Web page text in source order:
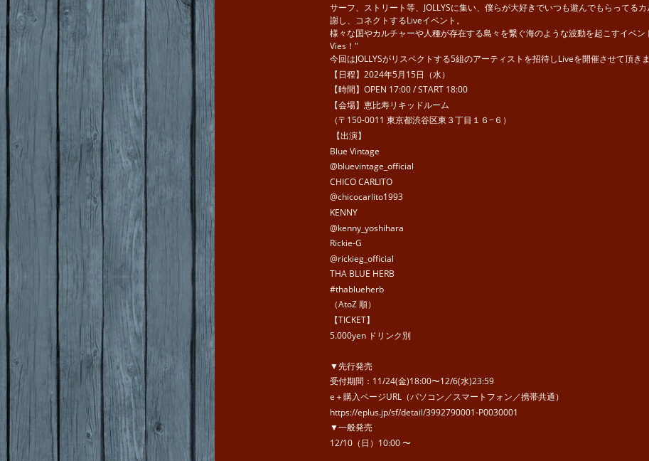
サーフ、ストリート等、JOLLYSに集い、僕らが大好きでいつも遊んでもらってる
謝し、コネクトするLiveイベント。
様々な国やカルチャーや人種が存在する島々を繋ぐ海のような波動を起こすイベ
Vies！"
今回はJOLLYSがリスペクトする5組のアーティストを招待しLiveを開催させて頂きま
【日程】2024年5月15日（水）
【時間】OPEN 17:00 / START 18:00
【会場】恵比寿リキッドルーム
（〒150-0011 東京都渋谷区東３丁目１６−６）
【出演】
Blue Vintage
@bluevintage_official
CHICO CARLITO
@chicocarlito1993
KENNY
@kenny_yoshihara
Rickie-G
@rickieg_official
THA BLUE HERB
#thablueherb
（AtoZ 順）
【TICKET】
5.000yen ドリンク別
▼先行発売
受付期間：11/24(金)18:00〜12/6(水)23:59
e＋購入ページURL（パソコン／スマートフォン／携帯共通）
https://eplus.jp/sf/detail/3992790001-P0030001
▼一般発売
12/10（日）10:00 〜